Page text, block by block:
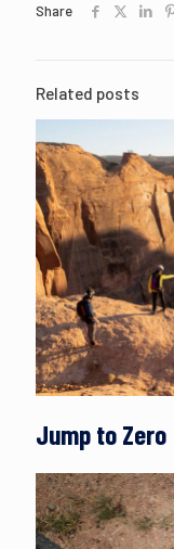
Share
Related posts
Jump to Zero